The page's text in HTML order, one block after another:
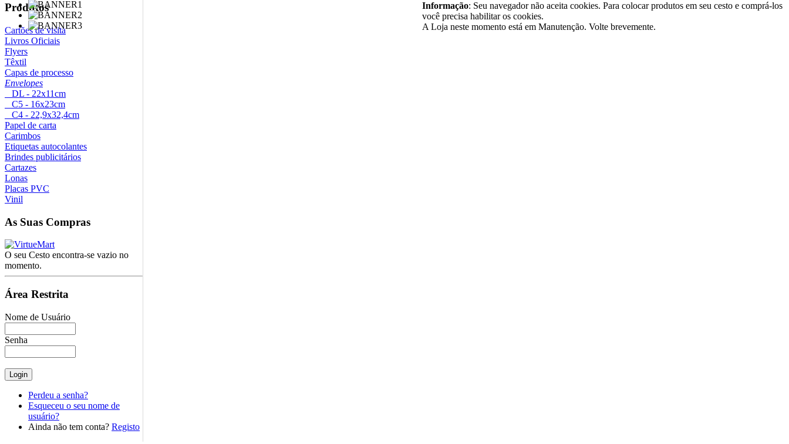
Produtos
Cartões de visita
Livros Oficiais
Flyers
Têxtil
Capas de processo
Envelopes
DL - 22x11cm
C5 - 16x23cm
C4 - 22,9x32,4cm
Papel de carta
Carimbos
Etiquetas autocolantes
Brindes publicitários
Cartazes
Lonas
Placas PVC
Vinil
As Suas Compras
O seu Cesto encontra-se vazio no
momento.
Área Restrita
Nome de Usuário
Senha
Perdeu a senha?
Esqueceu o seu nome de
usuário?
Ainda não tem conta? Registo
Informação: Seu navegador não aceita cookies. Para colocar produtos em seu cesto e comprá-los
você precisa habilitar os cookies.
A Loja neste momento está em Manutenção. Volte brevemente.